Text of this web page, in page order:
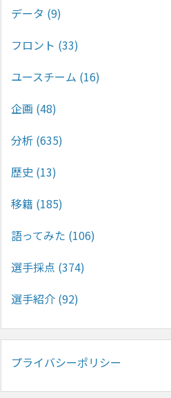
データ (9)
フロント (33)
ユースチーム (16)
企画 (48)
分析 (635)
歴史 (13)
移籍 (185)
語ってみた (106)
選手採点 (374)
選手紹介 (92)
プライバシーポリシー